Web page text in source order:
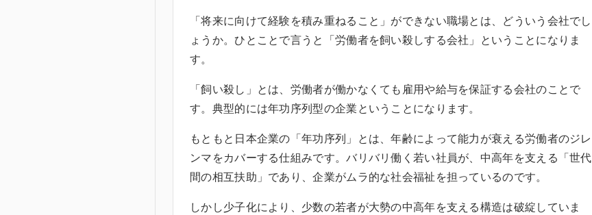
「将来に向けて経験を積み重ねること」ができない職場とは、どういう会社でし
ょうか。ひとことで言うと「労働者を飼い殺しする会社」ということになりま
す。
「飼い殺し」とは、労働者が働かなくても雇用や給与を保証する会社のことで
す。典型的には年功序列型の企業ということになります。
もともと日本企業の「年功序列」とは、年齢によって能力が衰える労働者のジレ
ンマをカバーする仕組みです。バリバリ働く若い社員が、中高年を支える「世代
間の相互扶助」であり、企業がムラ的な社会福祉を担っているのです。
しかし少子化により、少数の若者が大勢の中高年を支える構造は破綻していま